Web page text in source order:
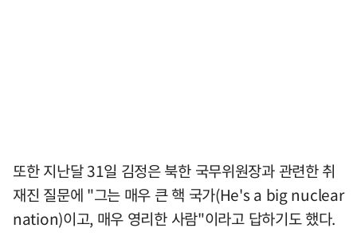
또한 지난달 31일 김정은 북한 국무위원장과 관련한 취
재진 질문에 "그는 매우 큰 핵 국가(He's a big nuclear
nation)이고, 매우 영리한 사람"이라고 답하기도 했다.